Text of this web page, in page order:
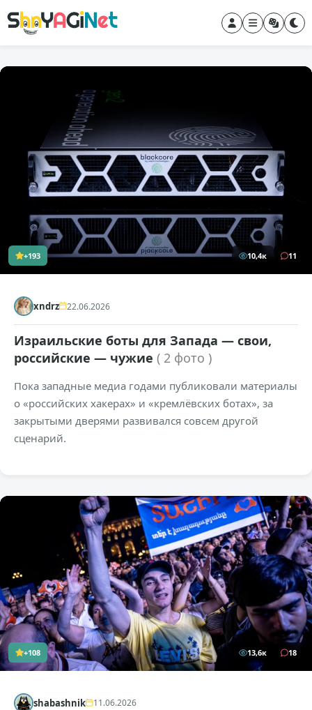
+193 10,4к 11
xndrz 22.06.2026
Израильские боты для Запада — свои,
российские — чужие ( 2 фото )
Пока западные медиа годами публиковали материалы
о «российских хакерах» и «кремлёвских ботах», за
закрытыми дверями развивался совсем другой
сценарий.
+108 13,6к 18
shabashnik 11.06.2026